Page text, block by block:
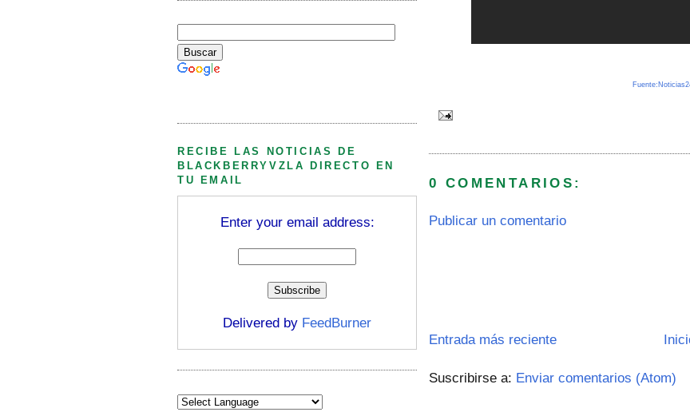
0 COMENTARIOS:
Publicar un comentario
Entrada más reciente
Suscribirse a: Enviar comentarios (Atom)
RECIBE LAS NOTICIAS DE
BLACKBERRYVZLA DIRECTO EN
TU EMAIL
Enter your email address:
Delivered by FeedBurner